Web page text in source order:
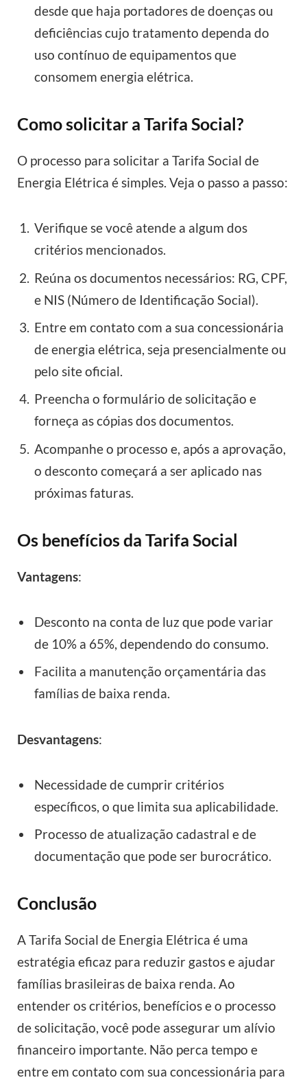
desde que haja portadores de doenças ou
deficiências cujo tratamento dependa do
uso contínuo de equipamentos que
consomem energia elétrica.
Como solicitar a Tarifa Social?
O processo para solicitar a Tarifa Social de
Energia Elétrica é simples. Veja o passo a passo:
Verifique se você atende a algum dos
critérios mencionados.
Reúna os documentos necessários: RG, CPF,
e NIS (Número de Identificação Social).
Entre em contato com a sua concessionária
de energia elétrica, seja presencialmente ou
pelo site oficial.
Preencha o formulário de solicitação e
forneça as cópias dos documentos.
Acompanhe o processo e, após a aprovação,
o desconto começará a ser aplicado nas
próximas faturas.
Os benefícios da Tarifa Social
Vantagens:
Desconto na conta de luz que pode variar
de 10% a 65%, dependendo do consumo.
Facilita a manutenção orçamentária das
famílias de baixa renda.
Desvantagens:
Necessidade de cumprir critérios
específicos, o que limita sua aplicabilidade.
Processo de atualização cadastral e de
documentação que pode ser burocrático.
Conclusão
A Tarifa Social de Energia Elétrica é uma
estratégia eficaz para reduzir gastos e ajudar
famílias brasileiras de baixa renda. Ao
entender os critérios, benefícios e o processo
de solicitação, você pode assegurar um alívio
financeiro importante. Não perca tempo e
entre em contato com sua concessionária para